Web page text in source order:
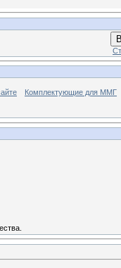
Комплектующие для ММГ